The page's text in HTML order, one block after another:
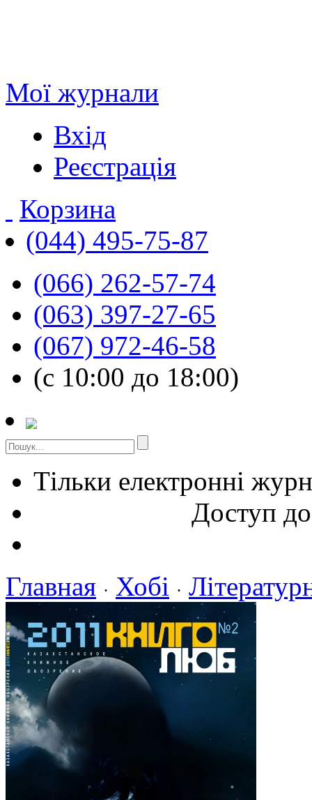
Мої журнали
Вхід
Реєстрація
Корзина
(044) 495-75-87
(066) 262-57-74
(063) 397-27-65
(067) 972-46-58
(с 10:00 до 18:00)
Тільки електронні
Доступ
Главная · Хобі ·